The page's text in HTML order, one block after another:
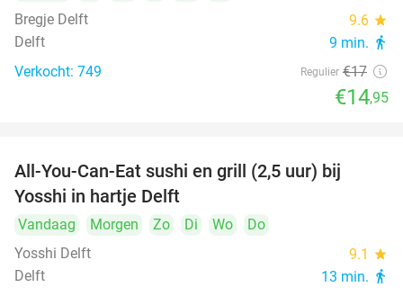
Bregje Delft
9.6 star
Delft 9 min. directions_walk
Verkocht: 749 Regulier €17
€14,95
All-You-Can-Eat sushi en grill (2,5 uur) bij
Yosshi in hartje Delft
Vandaag Morgen Zo Di Wo
Do
Yosshi Delft
9.1 star
Delft 13 min. directions_walk